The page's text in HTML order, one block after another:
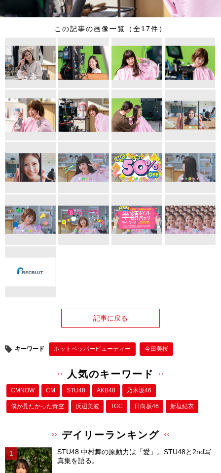
この記事の画像一覧（全17件）
記事に戻る
キーワード ホットペッパービューティー 今田美桜
人気のキーワード
CMNOW CM STU48 AKB48 乃木坂46
僕が⾒たかった⻘空 浜辺美波 TGC 日向坂46 新垣結衣
デイリーランキング
STU48 中村舞の原動力は「愛」。STU48と2nd写
真集を語る。